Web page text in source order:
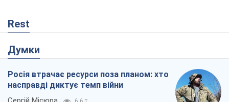
Rest
Думки
Росія втрачає ресурси поза планом: хто
насправді диктує темп війни